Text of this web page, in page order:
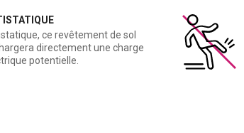
ce revêtement de sol
directement une charge
potentielle.